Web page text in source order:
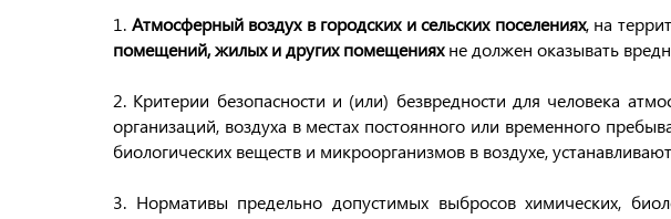
1. Атмосферный воздух в городских и сельских поселениях, на
помещений, жилых и других помещенияхне должен оказывать
2. Критерии безопасности и (или) безвредности для человека
организаций, воздуха в местах постоянного или временного
биологических веществ и микроорганизмов в воздухе,
3. Нормативы предельно допустимых выбросов химических,